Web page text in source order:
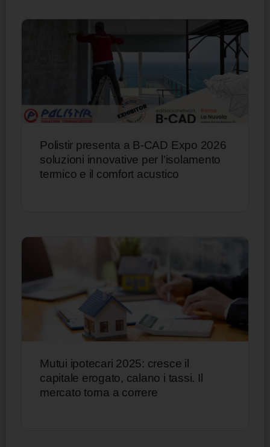
Polistir presenta a B-CAD Expo 2026
soluzioni innovative per l’isolamento
termico e il comfort acustico
Mutui ipotecari 2025: cresce il
capitale erogato, calano i tassi. Il
mercato torna a correre